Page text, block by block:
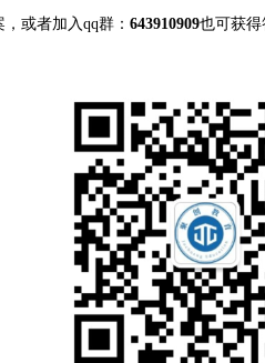
或者加入qq群： 643910909也可获得